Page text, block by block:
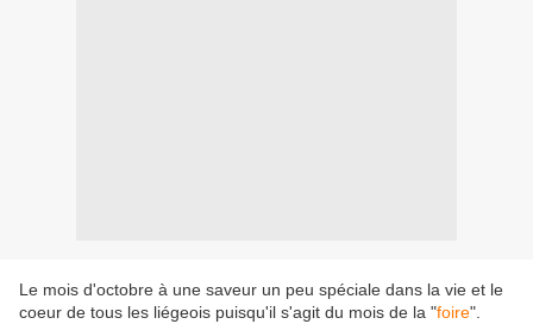
Le mois d'octobre à une saveur un peu spéciale dans la vie et le
coeur de tous les liégeois puisqu'il s'agit du mois de la "foire".